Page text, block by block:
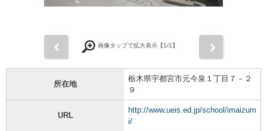
画像タップで拡大表示【1/1】
所在地
栃木県宇都宮市元今泉１丁目７－２
９
URL
http://www.ueis.ed.jp/school/imaizum
i/